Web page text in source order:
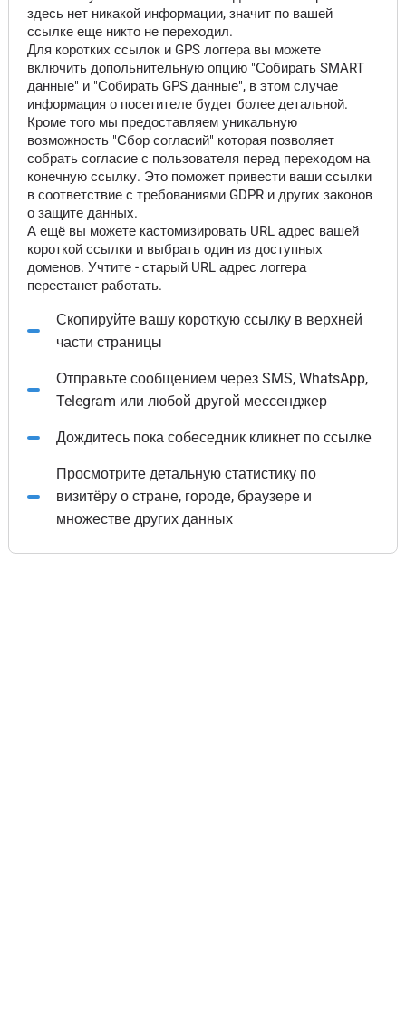
здесь нет никакой информации, значит по вашей
ссылке еще никто не переходил.
Для коротких ссылок и GPS логгера вы можете
включить допольнительную опцию "Собирать SMART
данные" и "Собирать GPS данные", в этом случае
информация о посетителе будет более детальной.
Кроме того мы предоставляем уникальную
возможность "Сбор согласий" которая позволяет
собрать согласие с пользователя перед переходом на
конечную ссылку. Это поможет привести ваши ссылки
в соответствие с требованиями GDPR и других законов
о защите данных.
А ещё вы можете кастомизировать URL адрес вашей
короткой ссылки и выбрать один из доступных
доменов. Учтите - старый URL адрес логгера
перестанет работать.
Скопируйте вашу короткую ссылку в верхней
части страницы
Отправьте сообщением через SMS, WhatsApp,
Telegram или любой другой мессенджер
Дождитесь пока собеседник кликнет по ссылке
Просмотрите детальную статистику по
визитёру о стране, городе, браузере и
множестве других данных